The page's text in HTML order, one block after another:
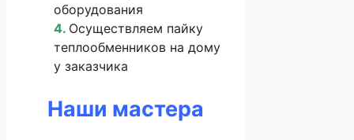
оборудования
4. Осуществляем пайку
теплообменников на дому
у заказчика
Наши мастера